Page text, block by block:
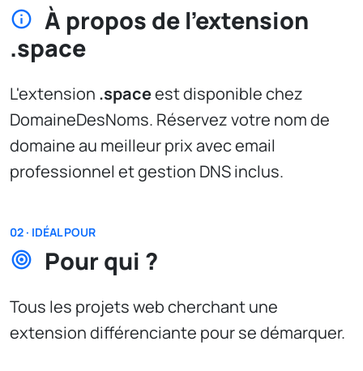
À propos de l'extension
.space
L'extension .spaceest disponible chez
DomaineDesNoms. Réservez votre nom de
domaine au meilleur prix avec email
professionnel et gestion DNS inclus.
02 · IDÉAL POUR
Pour qui ?
Tous les projets web cherchant une
extension différenciante pour se démarquer.